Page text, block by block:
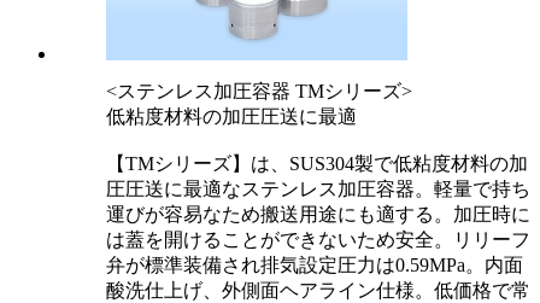
<ステンレス加圧容器 TMシリーズ>
低粘度材料の加圧圧送に最適
【TMシリーズ】は、SUS304製で低粘度材料の加
圧圧送に最適なステンレス加圧容器。軽量で持ち
運びが容易なため搬送用途にも適する。加圧時に
は蓋を開けることができないため安全。リリーフ
弁が標準装備され排気設定圧力は0.59MPa。内面
酸洗仕上げ、外側面ヘアライン仕様。低価格で常